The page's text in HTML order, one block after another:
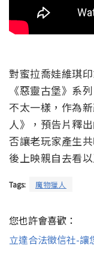
對蜜拉喬娃維琪
《惡靈古堡》系
不太一樣，作為
人》，預告片釋
否讓老玩家產生
後上映親自去看
Tags: 魔物獵人
您也許會喜歡：
立達合法徵信社-讓